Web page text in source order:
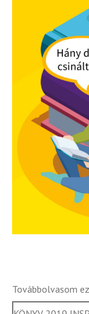
Továbbolvasom